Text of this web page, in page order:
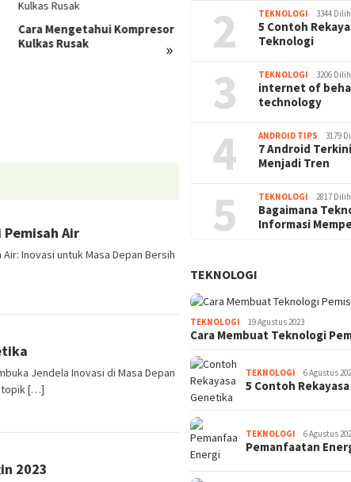
»
Cara Mengetahui Kompresor
Kulkas Rusak
kemeriahan HUT RI Di desa
panggung 2023
Air
Inovasi untuk Masa Depan Bersih
Jendela Inovasi di Masa Depan
topik […]
2023
2 TEKNOLOGI 3344
5 Contoh
Teknologi
3 TEKNOLOGI 3206
internet of
technology
4 ANDROID TIPS 3179
7 Android
Menjadi Tren
5 TEKNOLOGI 2817
Bagaimana
Informasi
TEKNOLOGI
TEKNOLOGI 19 Agustus 2023
Cara Membuat Teknologi
TEKNOLOGI 6 Agustus
5 Contoh
TEKNOLOGI 6 Agustus
Pemanfaatan